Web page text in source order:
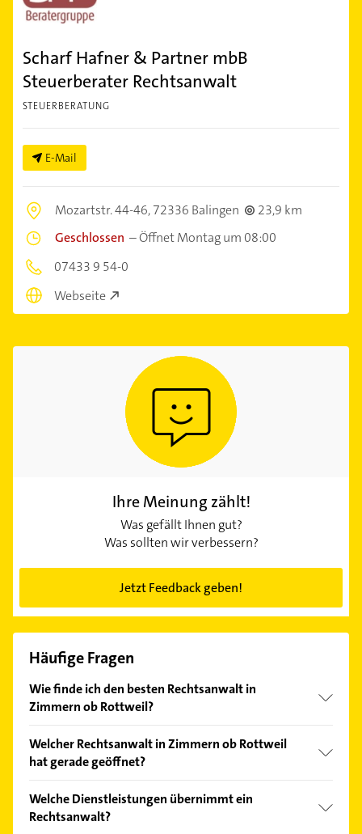
Scharf Hafner & Partner mbB
Steuerberater Rechtsanwalt
STEUERBERATUNG
E-Mail
Mozartstr. 44-46,72336 Balingen
23,9 km
Geschlossen –Öffnet Montag um 08:00
07433 9 54-0
Webseite
Ihre Meinung zählt!
Was gefällt Ihnen gut?
Was sollten wir verbessern?
Jetzt Feedback geben!
Häufige Fragen
Wie finde ich den besten Rechtsanwalt in
Zimmern ob Rottweil?
Kundenmeinungen und profitieren Sie von den
Empfehlungen. Die Suchergebnisse können Sie sich
Welcher Rechtsanwalt in Zimmern ob Rottweil
hat gerade geöffnet?
Bitte beachten Sie, dass diese an Sonn- und
Feiertagen abweichen können.
Welche Dienstleistungen übernimmt ein
Rechtsanwalt?